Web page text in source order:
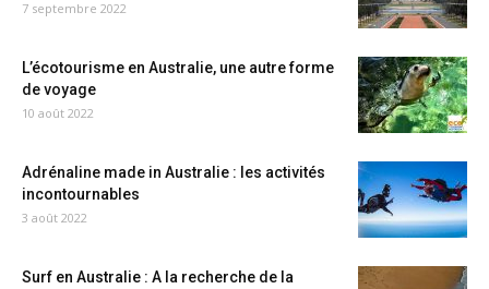
7 septembre 2022
L’écotourisme en Australie, une autre forme
de voyage
10 août 2022
Adrénaline made in Australie : les activités
incontournables
3 août 2022
Surf en Australie : A la recherche de la